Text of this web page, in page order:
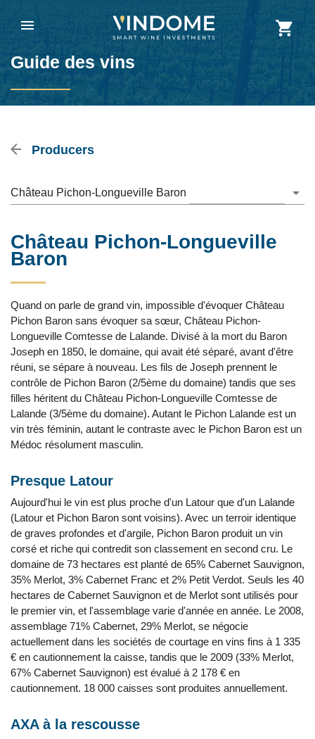
Guide des vins
Producers
Château Pichon-Longueville Baron
Château Pichon-Longueville
Baron
Quand on parle de grand vin, impossible d'évoquer Château
Pichon Baron sans évoquer sa sœur, Château Pichon-
Longueville Comtesse de Lalande. Divisé à la mort du Baron
Joseph en 1850, le domaine, qui avait été séparé, avant d'être
réuni, se sépare à nouveau. Les fils de Joseph prennent le
contrôle de Pichon Baron (2/5ème du domaine) tandis que ses
filles héritent du Château Pichon-Longueville Comtesse de
Lalande (3/5ème du domaine). Autant le Pichon Lalande est un
vin très féminin, autant le contraste avec le Pichon Baron est un
Médoc résolument masculin.
Presque Latour
Aujourd'hui le vin est plus proche d'un Latour que d'un Lalande
(Latour et Pichon Baron sont voisins). Avec un terroir identique
de graves profondes et d'argile, Pichon Baron produit un vin
corsé et riche qui contredit son classement en second cru. Le
domaine de 73 hectares est planté de 65% Cabernet Sauvignon,
35% Merlot, 3% Cabernet Franc et 2% Petit Verdot. Seuls les 40
hectares de Cabernet Sauvignon et de Merlot sont utilisés pour
le premier vin, et l'assemblage varie d'année en année. Le 2008,
assemblage 71% Cabernet, 29% Merlot, se négocie
actuellement dans les sociétés de courtage en vins fins à 1 335
€ en cautionnement la caisse, tandis que le 2009 (33% Merlot,
67% Cabernet Sauvignon) est évalué à 2 178 € en
cautionnement. 18 000 caisses sont produites annuellement.
AXA à la rescousse